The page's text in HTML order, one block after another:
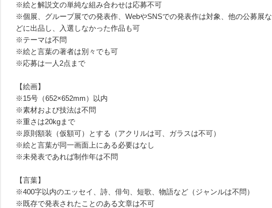
※絵と解説文の単純な組み合わせは応募不可
※個展、グループ展での発表作、WebやSNSでの発表作は対象、他の公募展な
どに出品し、入選しなかった作品も可
※テーマは不問
※絵と言葉の著者は別々でも可
※応募は一人2点まで
【絵画】
※15号（652×652mm）以内
※素材および技法は不問
※重さは20kgまで
※原則額装（仮額可）とする（アクリルは可、ガラスは不可）
※絵と言葉が同一画面上にある必要はなし
※未発表であれば制作年は不問
【言葉】
※400字以内のエッセイ、詩、俳句、短歌、物語など（ジャンルは不問）
※既存で発表されたことのある文章は不可